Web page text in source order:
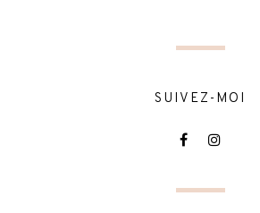
SUIVEZ-MOI